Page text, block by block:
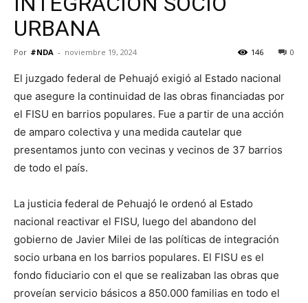
URBANA
Por #NDA - noviembre 19, 2024 0
146
El juzgado federal de Pehuajó exigió al Estado nacional
que asegure la continuidad de las obras financiadas por
el FISU en barrios populares. Fue a partir de una acción
de amparo colectiva y una medida cautelar que
presentamos junto con vecinas y vecinos de 37 barrios
de todo el país.
La justicia federal de Pehuajó le ordenó al Estado
nacional reactivar el FISU, luego del abandono del
gobierno de Javier Milei de las políticas de integración
socio urbana en los barrios populares. El FISU es el
fondo fiduciario con el que se realizaban las obras que
proveían servicio básicos a 850.000 familias en todo el